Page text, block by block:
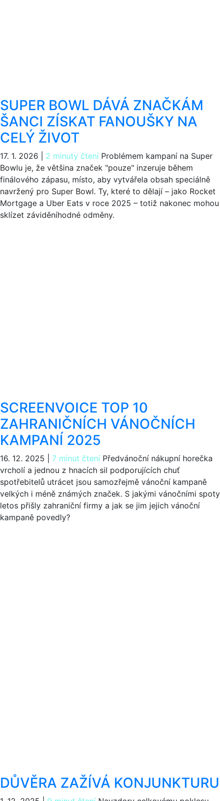
SUPER BOWL DÁVÁ ZNAČKÁM
ŠANCI ZÍSKAT FANOUŠKY NA
CELÝ ŽIVOT
17. 1. 2026 2 minuty čtení Problémem kampaní na Super
Bowlu je, že většina značek "pouze" inzeruje během
finálového zápasu, místo, aby vytvářela obsah speciálně
navržený pro Super Bowl. Ty, které to dělají – jako Rocket
Mortgage a Uber Eats v roce 2025 – totiž nakonec mohou
sklízet záviděníhodné odměny.
SCREENVOICE TOP 10
ZAHRANIČNÍCH VÁNOČNÍCH
KAMPANÍ 2025
16. 12. 2025 7 minut čtení Předvánoční nákupní horečka
vrcholí a jednou z hnacích sil podporujících chuť
spotřebitelů utrácet jsou samozřejmě vánoční kampaně
velkých i méně známých značek. S jakými vánočními spoty
letos přišly zahraniční firmy a jak se jim jejich vánoční
kampaně povedly?
DŮVĚRA ZAŽÍVÁ KONJUNKTURU